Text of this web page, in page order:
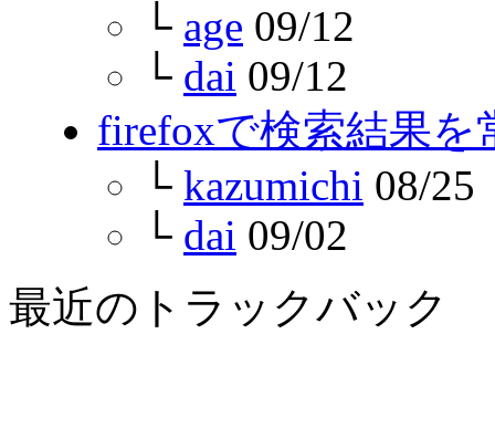
└ age 09/12
└ dai 09/12
firefoxで検索結果
└ kazumichi 08/25
└ dai 09/02
最近のトラックバック